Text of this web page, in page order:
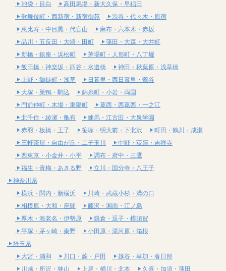
池袋・目白
高田馬場・新大久保・早稲田
歌舞伎町・西新宿・新宿御苑
渋谷・代々木・原宿
恵比寿・中目黒・代官山
麻布・六本木・赤坂
品川・五反田・大崎・田町
蒲田・大森・大井町
新橋・銀座・浜松町
茅場町・人形町・八丁堀
飯田橋・神楽坂・四谷・水道橋
神田・秋葉原・浅草橋
上野・御徒町・浅草
日暮里・西日暮里・鶯谷
大塚・巣鴨・駒込
錦糸町・小岩・両国
門前仲町・木場・東陽町
葛西・西葛西・一之江
北千住・綾瀬・亀有
練馬・江古田・大泉学園
赤羽・板橋・王子
笹塚・明大前・下北沢
町田・鶴川・成瀬
三軒茶屋・自由が丘・二子玉川
中野・荻窪・吉祥寺
西東京・小金井・小平
調布・府中・三鷹
福生・青梅・あきる野
立川・国分寺・八王子
神奈川県
横浜・関内・新横浜
川崎・武蔵小杉・溝の口
相模原・大和・座間
藤沢・湘南・江ノ島
厚木・海老名・伊勢原
鎌倉・逗子・横須賀
平塚・茅ヶ崎・秦野
小田原・湯河原・箱根
埼玉県
大宮・浦和
川口・蕨・戸田
越谷・草加・春日部
川越・所沢・狭山
上尾・桶川・北本 久喜・加須・蓮田